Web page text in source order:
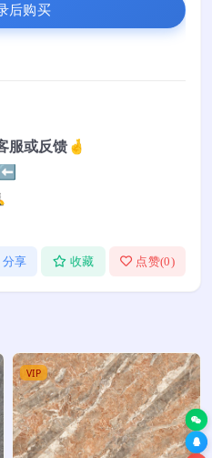
后购买
服或反馈🤞
分享 收藏 点赞(0)
VIP